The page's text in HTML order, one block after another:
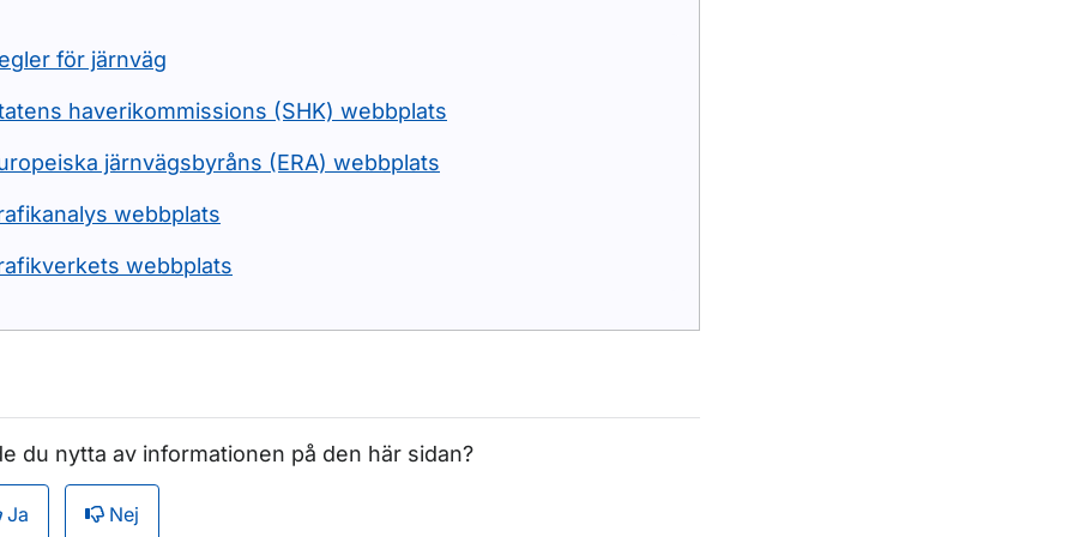
för järnväg
haverikommissions (SHK) webbplats
järnvägsbyråns (ERA) webbplats
webbplats
webbplats
du nytta av informationen på den här sidan?
Ja Nej